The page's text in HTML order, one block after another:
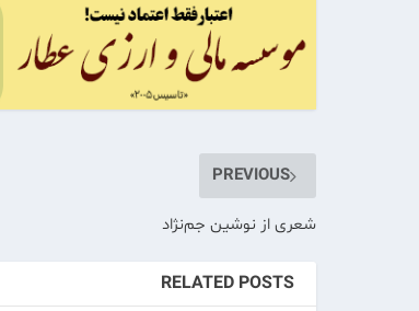
PREVIOUS
شعری از نوشین جم‌نژاد
RELATED POSTS